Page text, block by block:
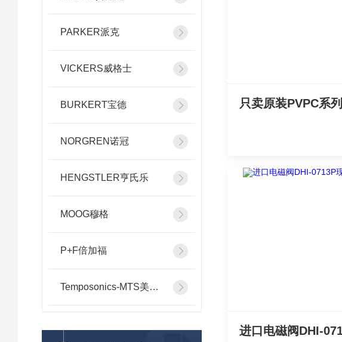
PARKER派克
VICKERS威格士
BURKERT宝德
NORGREN诺冠
HENGSTLER亨氏乐
MOOG穆格
P+F倍加福
Temposonics-MTS美斯特